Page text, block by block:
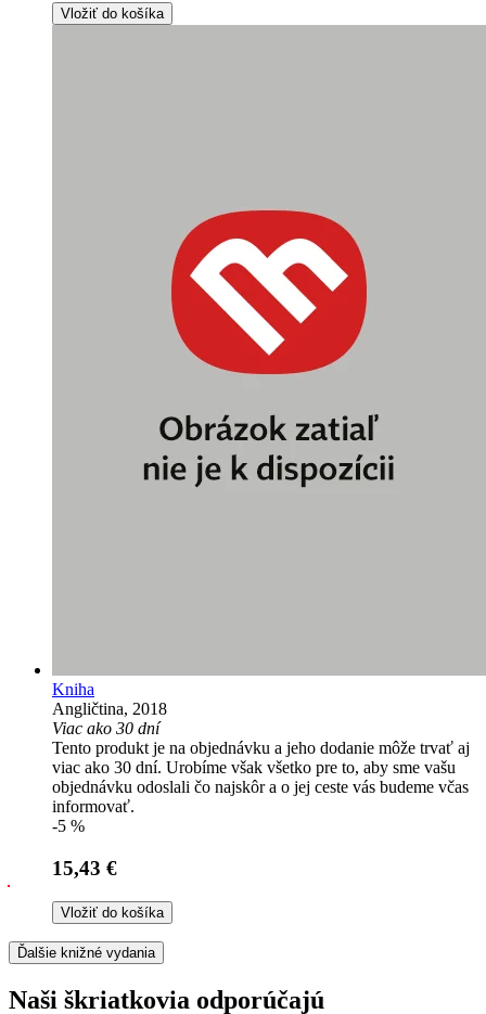
Vložiť do košíka
Kniha
Angličtina, 2018
Viac ako 30 dní
Tento produkt je na objednávku a jeho dodanie môže trvať aj
viac ako 30 dní. Urobíme však všetko pre to, aby sme vašu
objednávku odoslali čo najskôr a o jej ceste vás budeme včas
informovať.
-5 %
15,43 €
Vložiť do košíka
Ďalšie knižné vydania
Naši škriatkovia odporúčajú